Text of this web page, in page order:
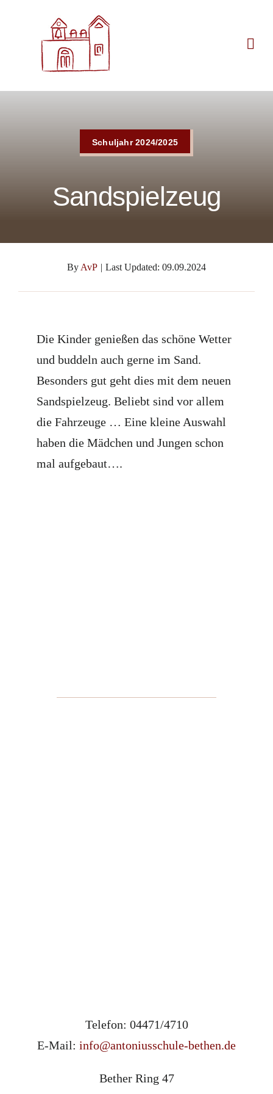
springen
Schuljahr 2024/2025
Sandspielzeug
By AvP | Last Updated: 09.09.2024
Die Kinder genießen das schöne Wetter
und buddeln auch gerne im Sand.
Besonders gut geht dies mit dem neuen
Sandspielzeug. Beliebt sind vor allem
die Fahrzeuge … Eine kleine Auswahl
haben die Mädchen und Jungen schon
mal aufgebaut….
Telefon: 04471/4710
E-Mail: info@antoniusschule-bethen.de
Bether Ring 47